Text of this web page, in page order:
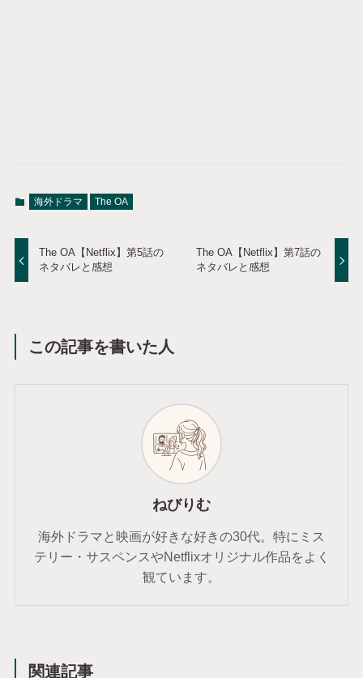
海外ドラマ The OA
The OA【Netflix】第5話の
ネタバレと感想
The OA【Netflix】第7話の
ネタバレと感想
この記事を書いた人
ねびりむ
海外ドラマと映画が好きな好きの30代。特にミス
テリー・サスペンスやNetflixオリジナル作品をよく
観ています。
関連記事